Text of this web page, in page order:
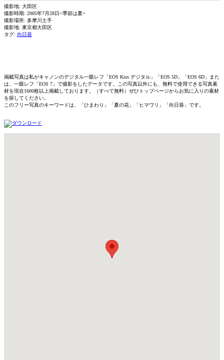
撮影地: 大田区
撮影時期: 2005年7月28日<季節は夏>
撮影場所: 多摩川土手
撮影地: 東京都大田区
タグ: 向日葵
掲載写真は私がキャノンのデジタル一眼レフ「EOS Kiss デジタル」「EOS 5D」「EOS 6D」また
は、一眼レフ「EOS 7」で撮影をしたデータです。この写真以外にも、無料で使用できる写真素
材を現在1600枚以上掲載しております。（すべて無料）ぜひトップページからお気に入りの素材
を探してください。
このフリー写真のキーワードは、「ひまわり」「夏の花」「ヒマワリ」「向日葵」です。